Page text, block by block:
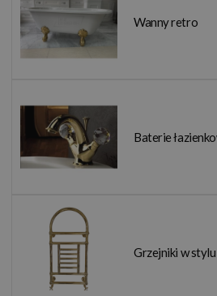
Wanny retro
Baterie
Grzejniki w